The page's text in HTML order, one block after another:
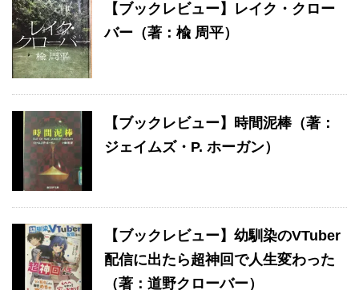
【ブックレビュー】レイク・クロー
バー（著：楡 周平）
【ブックレビュー】時間泥棒（著：
ジェイムズ・P. ホーガン）
【ブックレビュー】幼馴染のVTuber
配信に出たら超神回で人生変わった
（著：道野クローバー）